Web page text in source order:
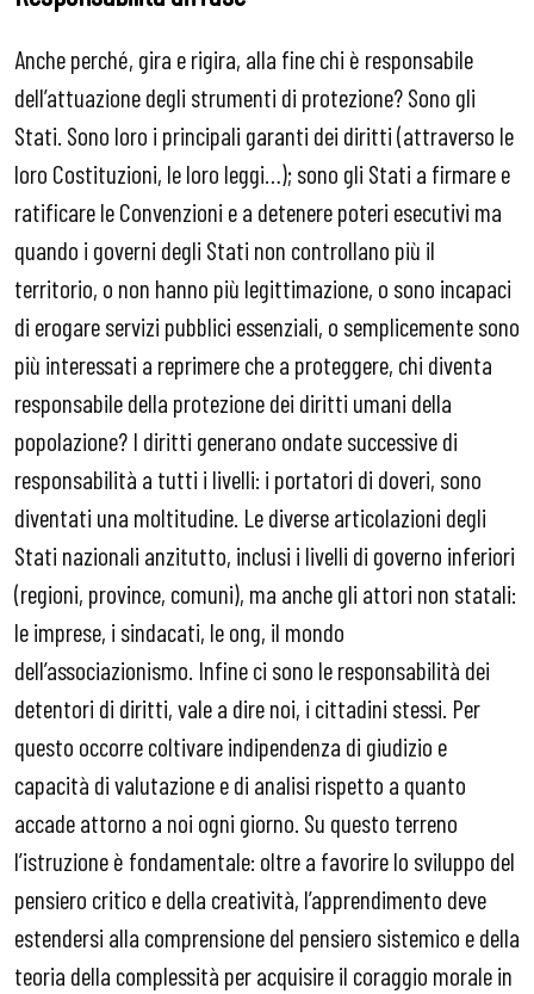
Anche perché, gira e rigira, alla fine chi è responsabile
dell’attuazione degli strumenti di protezione? Sono gli
Stati. Sono loro i principali garanti dei diritti (attraverso le
loro Costituzioni, le loro leggi…); sono gli Stati a firmare e
ratificare le Convenzioni e a detenere poteri esecutivi ma
quando i governi degli Stati non controllano più il
territorio, o non hanno più legittimazione, o sono incapaci
di erogare servizi pubblici essenziali, o semplicemente sono
più interessati a reprimere che a proteggere, chi diventa
responsabile della protezione dei diritti umani della
popolazione? I diritti generano ondate successive di
responsabilità a tutti i livelli: i portatori di doveri, sono
diventati una moltitudine. Le diverse articolazioni degli
Stati nazionali anzitutto, inclusi i livelli di governo inferiori
(regioni, province, comuni), ma anche gli attori non statali:
le imprese, i sindacati, le ong, il mondo
dell’associazionismo. Infine ci sono le responsabilità dei
detentori di diritti, vale a dire noi, i cittadini stessi. Per
questo occorre coltivare indipendenza di giudizio e
capacità di valutazione e di analisi rispetto a quanto
accade attorno a noi ogni giorno. Su questo terreno
l’istruzione è fondamentale: oltre a favorire lo sviluppo del
pensiero critico e della creatività, l’apprendimento deve
estendersi alla comprensione del pensiero sistemico e della
teoria della complessità per acquisire il coraggio morale in